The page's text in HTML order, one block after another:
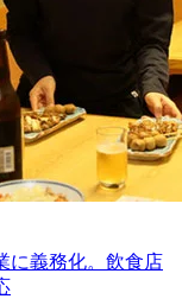
に義務化。飲食店